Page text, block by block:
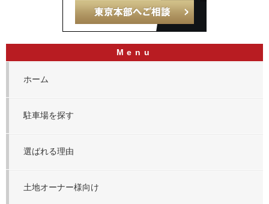
ホーム
駐車場を探す
選ばれる理由
土地オーナー様向け